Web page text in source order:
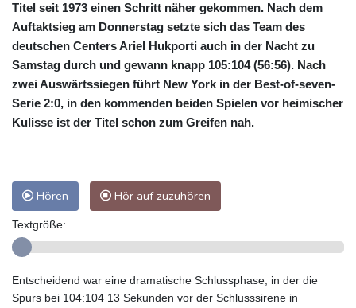
Titel seit 1973 einen Schritt näher gekommen. Nach dem
Auftaktsieg am Donnerstag setzte sich das Team des
deutschen Centers Ariel Hukporti auch in der Nacht zu
Samstag durch und gewann knapp 105:104 (56:56). Nach
zwei Auswärtssiegen führt New York in der Best-of-seven-
Serie 2:0, in den kommenden beiden Spielen vor heimischer
Kulisse ist der Titel schon zum Greifen nah.
Hören Hör auf zuzuhören
Textgröße:
Entscheidend war eine dramatische Schlussphase, in der die
Spurs bei 104:104 13 Sekunden vor der Schlusssirene in